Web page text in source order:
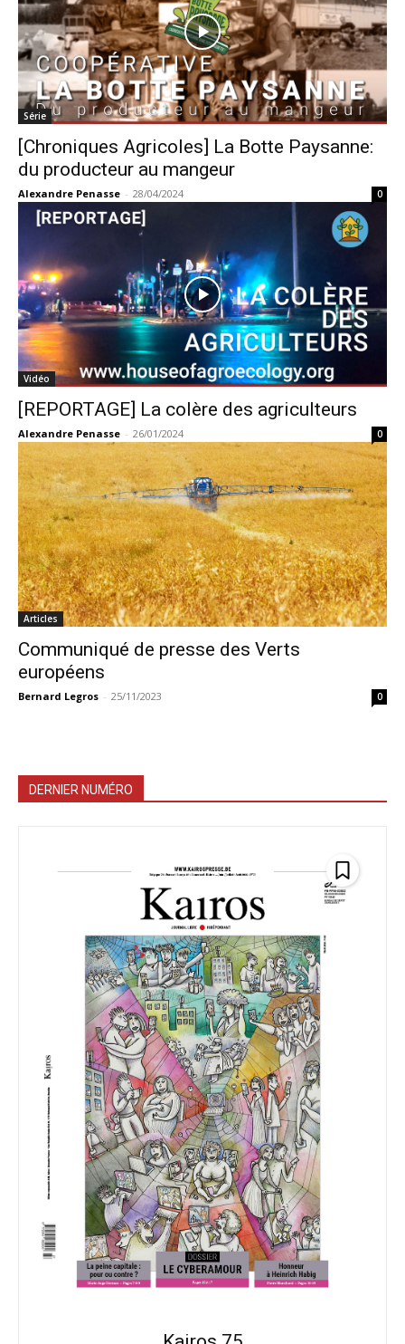
Série
[Chroniques Agricoles] La Botte Paysanne:
du producteur au mangeur
Alexandre Penasse - 28/04/2024 0
Vidéo
[REPORTAGE] La colère des agriculteurs
Alexandre Penasse - 26/01/2024 0
Articles
Communiqué de presse des Verts
européens
Bernard Legros - 25/11/2023 0
DERNIER NUMÉRO